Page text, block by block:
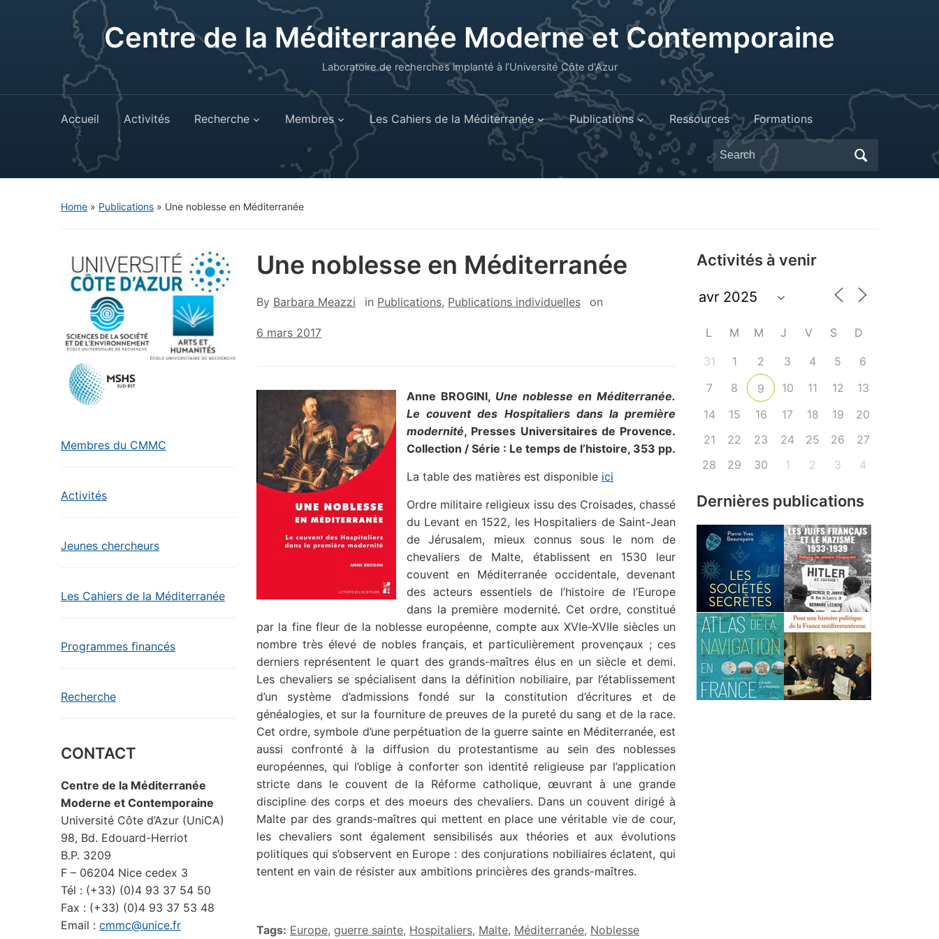
Centre de la Méditerranée Moderne et Contemporaine
Laboratoire de recherches implanté à l’Université Côte d'Azur
Accueil Activités Recherche Membres Les Cahiers de la Méditerranée Publications Ressources Formations
Search
for:
Home » Publications » Une noblesse en Méditerranée
Membres du CMMC
Activités
Jeunes chercheurs
Les Cahiers de la Méditerranée
Programmes financés
Recherche
CONTACT
Centre de la Méditerranée
Moderne et Contemporaine
Université Côte d’Azur (UniCA)
98, Bd. Edouard-Herriot
B.P. 3209
F – 06204 Nice cedex 3
Tél : (+33) (0)4 93 37 54 50
Fax : (+33) (0)4 93 37 53 48
Email : cmmc@unice.fr
Une noblesse en Méditerranée
By Barbara Meazzi in Publications, Publications individuelles on
6 mars 2017
Anne BROGINI, Une noblesse en Méditerranée.
Le couvent des Hospitaliers dans la première
modernité, Presses Universitaires de Provence.
Collection / Série : Le temps de l’histoire, 353 pp.
La table des matières est disponible ici
Ordre militaire religieux issu des Croisades, chassé
du Levant en 1522, les Hospitaliers de Saint-Jean
de Jérusalem, mieux connus sous le nom de
chevaliers de Malte, établissent en 1530 leur
couvent en Méditerranée occidentale, devenant
des acteurs essentiels de l’histoire de l’Europe
dans la première modernité. Cet ordre, constitué
par la fine fleur de la noblesse européenne, compte aux XVIe-XVIIe siècles un
nombre très élevé de nobles français, et particulièrement provençaux ; ces
derniers représentent le quart des grands-maîtres élus en un siècle et demi.
Les chevaliers se spécialisent dans la définition nobiliaire, par l’établissement
d’un système d’admissions fondé sur la constitution d’écritures et de
généalogies, et sur la fourniture de preuves de la pureté du sang et de la race.
Cet ordre, symbole d’une perpétuation de la guerre sainte en Méditerranée, est
aussi confronté à la diffusion du protestantisme au sein des noblesses
européennes, qui l’oblige à conforter son identité religieuse par l’application
stricte dans le couvent de la Réforme catholique, œuvrant à une grande
discipline des corps et des moeurs des chevaliers. Dans un couvent dirigé à
Malte par des grands-maîtres qui mettent en place une véritable vie de cour,
les chevaliers sont également sensibilisés aux théories et aux évolutions
politiques qui s’observent en Europe : des conjurations nobiliaires éclatent, qui
tentent en vain de résister aux ambitions princières des grands-maîtres.
Tags: Europe, guerre sainte, Hospitaliers, Malte, Méditerranée, Noblesse
Activités à venir
L M M J V S D
31 1 2 3 4 5
6
7
8 9 10 11 12
13
14
15 16 17 18 19
20
21
22 23 24 25 26
27
28
29 30 1 2 3 4
Dernières publications